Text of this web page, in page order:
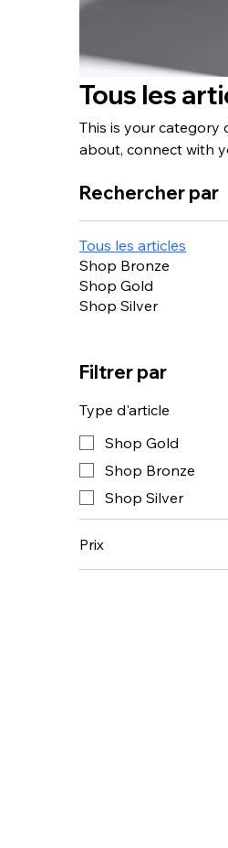
Tous les
This is your category
about, connect with
Rechercher par
Tous les articles
Shop Bronze
Shop Gold
Shop Silver
Filtrer par
Type d'article
Shop Gold
Shop Bronze
Shop Silver
Prix